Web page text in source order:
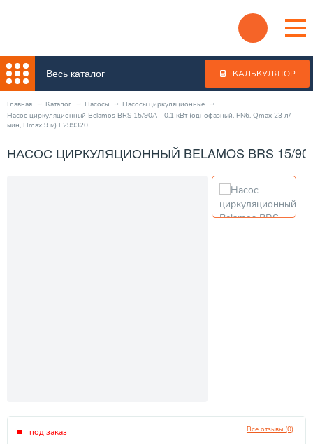
Весь каталог КАЛЬКУЛЯТОР
Главная Каталог Насосы
Насосы циркуляционные
Насос циркуляционный Belamos BRS 15/90A - 0,1 кВт (однофазный, PN6, Qmax 23 л/
мин, Hmax 9 м) F299320
НАСОС ЦИРКУЛЯЦИОННЫЙ BELAMOS BRS 15/
Все отзывы (0)
под заказ